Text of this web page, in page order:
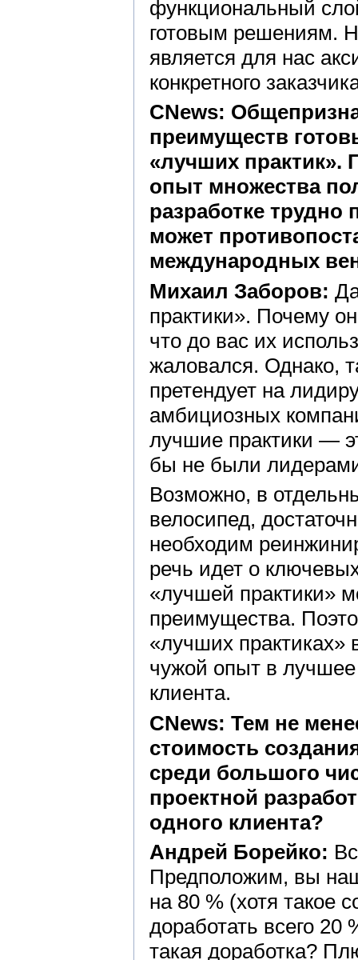
функциональный
готовым решениям.
является для нас
конкретного
CNews:
преимуществ
«лучших практик».
опыт множества
разработке трудно
может
международных
Михаил Заборов:
практики». Почему
что до вас их
жаловался. Однако,
претендует на
амбициозных
лучшие практики —
бы не были
Возможно, в
велосипед,
необходим
речь идет о
«лучшей практики»
преимущества.
«лучших практиках»
чужой опыт в лучшее
клиента.
CNews: Тем не
стоимость
среди большого
проектной
одного клиента?
Андрей Борейко:
Предположим, вы
на 80 % (хотя такое
доработать всего 20
такая доработка?